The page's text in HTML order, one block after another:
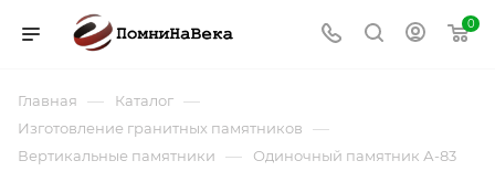
0
Главная — Каталог —
Изготовление гранитных памятников —
Вертикальные памятники — Одиночный памятник А-83